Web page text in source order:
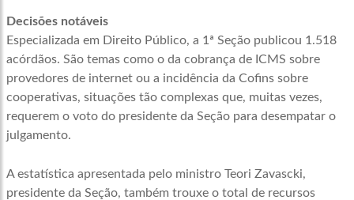
Decisões notáveis
Especializada em Direito Público, a 1ª Seção publicou 1.518
acórdãos. São temas como o da cobrança de ICMS sobre
provedores de internet ou a incidência da Cofins sobre
cooperativas, situações tão complexas que, muitas vezes,
requerem o voto do presidente da Seção para desempatar o
julgamento.
A estatística apresentada pelo ministro Teori Zavascki,
presidente da Seção, também trouxe o total de recursos